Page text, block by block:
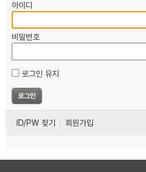
아이디
비밀번호
로그인 유지
ID/PW 찾기 회원가입
자료
부설기관
업무